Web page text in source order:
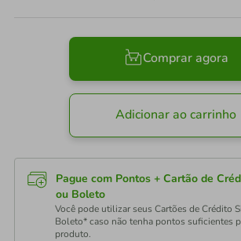
Comprar agora
Adicionar ao carrinho
Pague com Pontos + Cartão de
ou Boleto
Você pode utilizar seus Cartões de Crédito
Boleto* caso não tenha pontos suficientes
produto.